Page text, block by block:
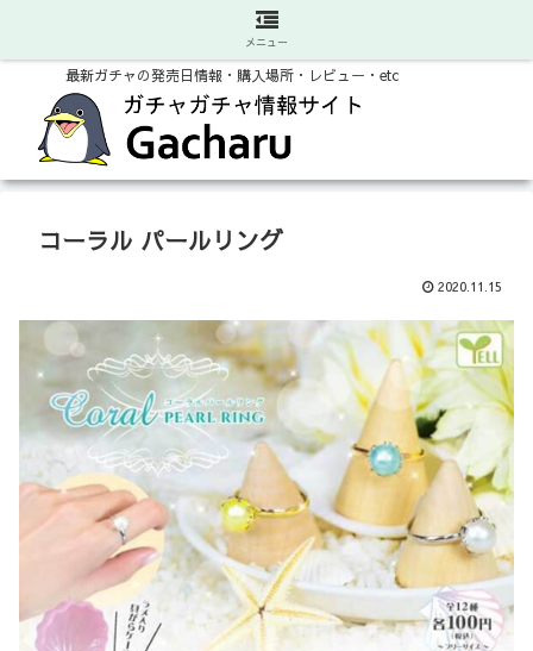
最新ガチャの発売日情報・購入場所・レビュー・etc
コーラル パールリング
2020.11.15
メニュー